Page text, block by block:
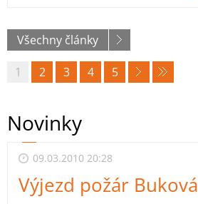
Všechny články
1 2 3 4 5
Novinky
09.03.2010 20:28
Výjezd požár Buková